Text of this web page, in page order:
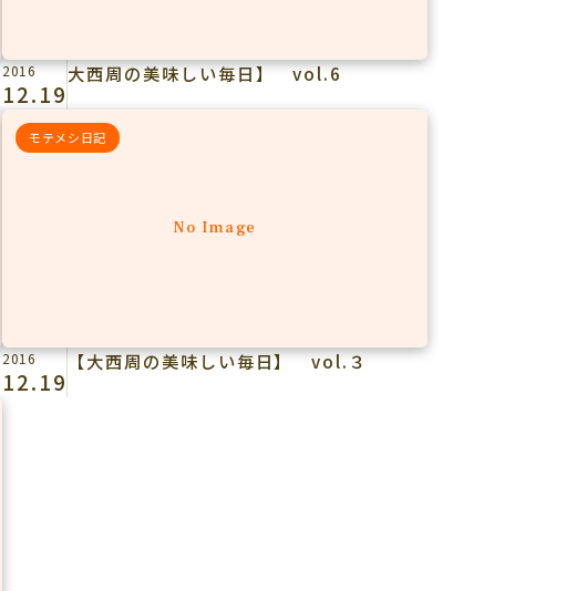
2016
12.19
大西周の美味しい毎日】 vol.6
No Image
モテメシ日記
2016
12.19
【大西周の美味しい毎日】 vol.３